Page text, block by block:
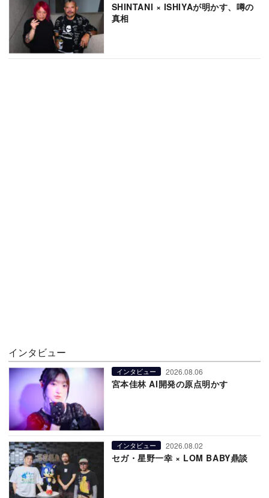
SHINTANI × ISHIYAが明かす、噂の
真相
インタビュー
インタビュー 2026.08.06
宮本佳林 AI開発の原点明かす
インタビュー 2026.08.02
セガ・星野一幸 × LOM BABY鼎談